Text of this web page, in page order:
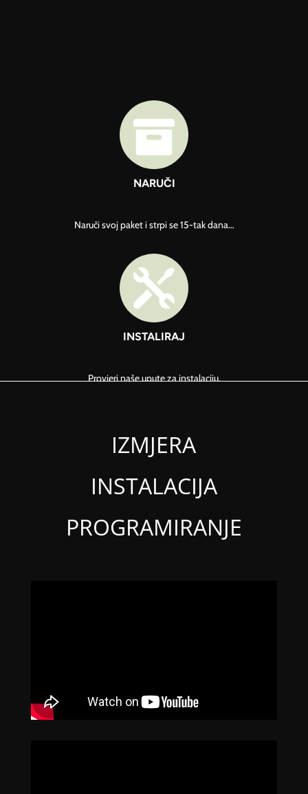

NARUČI
Naruči svoj paket i strpi se 15-tak dana…

INSTALIRAJ
Provjeri naše upute za instalaciju.
IZMJERA
INSTALACIJA
PROGRAMIRANJE